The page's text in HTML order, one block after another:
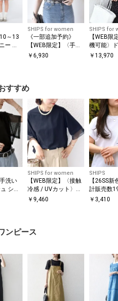
～13
ー ラ
レロ
SHIPS for women
《一部追加予約》
【WEB限定】〈手洗
い可能〉アイレット
￥ 6,930
SHIPS for
【WEB限
機可能〉
サイド プ
￥13,970
すすめ
洗い
シア
リーブ
SHIPS for women
【WEB限定】〈接触
冷感 / UVカット〉シ
アー オーガンジー コ
￥ 9,460
SHIPS
【26SS
計販売数
破!!】【
￥ 3,410
ンピース